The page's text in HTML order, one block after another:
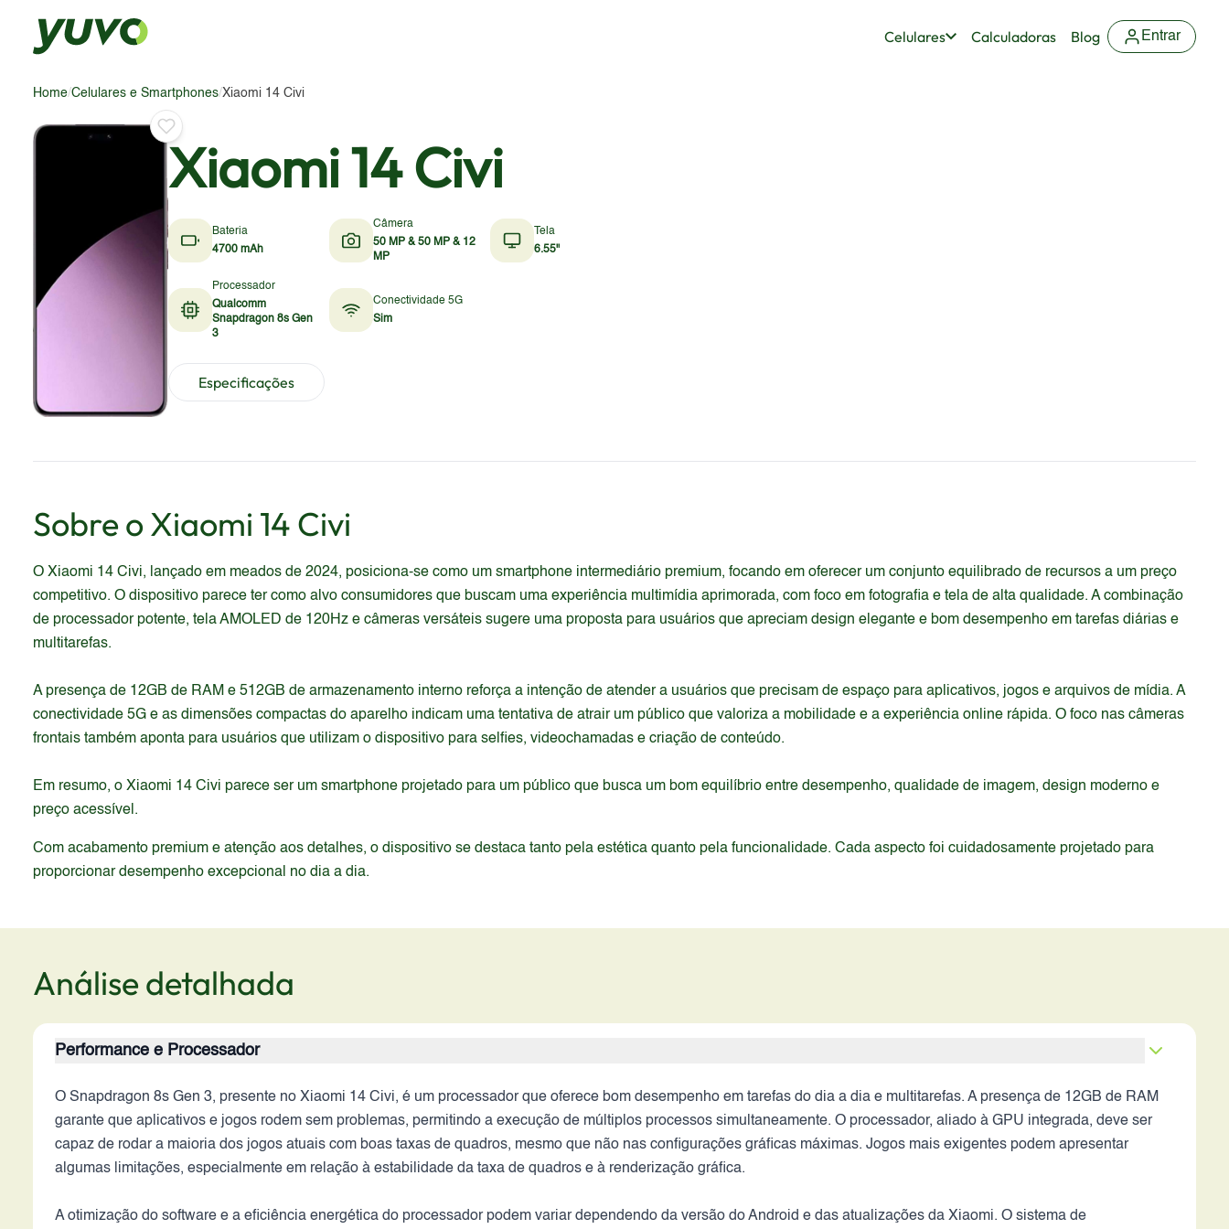
Celulares Calculadoras Blog Entrar
Home/Celulares e Smartphones/Xiaomi 14 Civi
Xiaomi 14 Civi
Bateria
4700 mAh
Câmera
50 MP & 50 MP & 12
MP
Tela
6.55"
Processador
Qualcomm
Snapdragon 8s Gen
3
Conectividade 5G
Sim
Especificações
Sobre o Xiaomi 14 Civi
O Xiaomi 14 Civi, lançado em meados de 2024, posiciona-se como um smartphone intermediário premium, focando em oferecer um conjunto equilibrado de recursos a um preço
competitivo. O dispositivo parece ter como alvo consumidores que buscam uma experiência multimídia aprimorada, com foco em fotografia e tela de alta qualidade. A combinação
de processador potente, tela AMOLED de 120Hz e câmeras versáteis sugere uma proposta para usuários que apreciam design elegante e bom desempenho em tarefas diárias e
multitarefas.
A presença de 12GB de RAM e 512GB de armazenamento interno reforça a intenção de atender a usuários que precisam de espaço para aplicativos, jogos e arquivos de mídia. A
conectividade 5G e as dimensões compactas do aparelho indicam uma tentativa de atrair um público que valoriza a mobilidade e a experiência online rápida. O foco nas câmeras
frontais também aponta para usuários que utilizam o dispositivo para selfies, videochamadas e criação de conteúdo.
Em resumo, o Xiaomi 14 Civi parece ser um smartphone projetado para um público que busca um bom equilíbrio entre desempenho, qualidade de imagem, design moderno e
preço acessível.
Com acabamento premium e atenção aos detalhes, o dispositivo se destaca tanto pela estética quanto pela funcionalidade. Cada aspecto foi cuidadosamente projetado para
proporcionar desempenho excepcional no dia a dia.
Análise detalhada
Performance e Processador
O Snapdragon 8s Gen 3, presente no Xiaomi 14 Civi, é um processador que oferece bom desempenho em tarefas do dia a dia e multitarefas. A presença de 12GB de RAM
garante que aplicativos e jogos rodem sem problemas, permitindo a execução de múltiplos processos simultaneamente. O processador, aliado à GPU integrada, deve ser
capaz de rodar a maioria dos jogos atuais com boas taxas de quadros, mesmo que não nas configurações gráficas máximas. Jogos mais exigentes podem apresentar
algumas limitações, especialmente em relação à estabilidade da taxa de quadros e à renderização gráfica.
A otimização do software e a eficiência energética do processador podem variar dependendo da versão do Android e das atualizações da Xiaomi. O sistema de